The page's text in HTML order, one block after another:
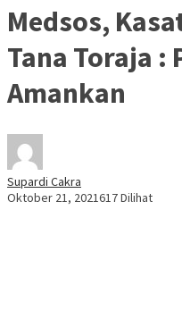
Medsos,
Tana Toraja :
Amankan
Supardi Cakra
Oktober 21, 2021617 Dilihat